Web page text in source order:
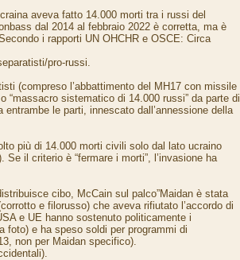
aveva fatto 14.000 morti tra i russi del
dal 2014 al febbraio 2022 è corretta, ma è
i rapporti UN OHCHR e OSCE: Circa
pro-russi.
(compreso l’abbattimento del MH17 con missile
“massacro sistematico di 14.000 russi” da parte di
le parti, innescato dall’annessione della
più di 14.000 morti civili solo dal lato ucraino
il criterio è “fermare i morti”, l’invasione ha
cibo, McCain sul palco”Maidan è stata
e filorusso) che aveva rifiutato l’accordo di
e UE hanno sostenuto politicamente i
foto) e ha speso soldi per programmi di
non per Maidan specifico).